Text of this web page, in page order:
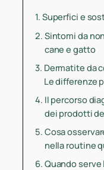
Superfici e
Sintomi da
cane e gatto
Dermatite da
Le differenze
Il percorso
dei prodotti
Cosa
nella routine
Quando